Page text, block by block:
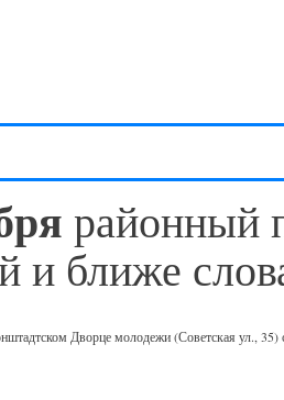
районный
и ближе
Дворце молодежи (Советская ул.,